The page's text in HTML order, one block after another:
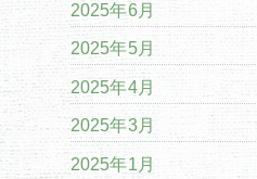
2025年6月
2025年5月
2025年4月
2025年3月
2025年1月